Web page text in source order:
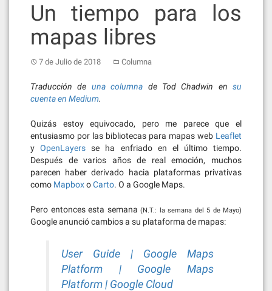
Un tiempo para los
mapas libres
7 de Julio de 2018 Columna
Traducción de una columna de Tod Chadwin en su
cuenta en Medium.
Quizás estoy equivocado, pero me parece que el
entusiasmo por las bibliotecas para mapas web Leaflet
yOpenLayers se ha enfriado en el último tiempo.
Después de varios años de real emoción, muchos
parecen haber derivado hacia plataformas privativas
como MapboxoCarto. O a Google Maps.
Pero entonces esta semana (N.T.: la semana del 5 de Mayo)
Google anunció cambios a su plataforma de mapas:
User Guide | Google Maps
Platform | Google Maps
Platform | Google Cloud